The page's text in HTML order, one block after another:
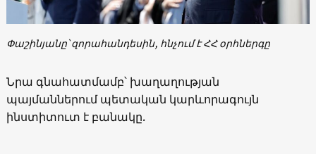
Փաշինյանը՝ զորահանդեսին, հնչում է ՀՀ օրհներգը
Նրա գնահատմամբ՝ խաղաղության
պայմաններում պետական կարևորագույն
ինստիտուտ է բանակը.